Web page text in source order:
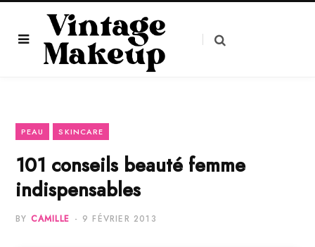
PEAU SKINCARE
101 conseils beauté femme
indispensables
BY CAMILLE 9 FÉVRIER 2013